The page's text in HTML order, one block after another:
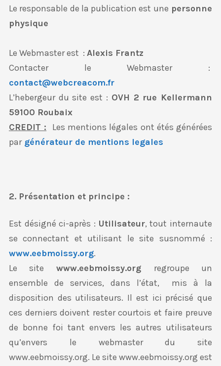
Le responsable de la publication est une personne
physique
Le Webmaster est : Alexis Frantz
Contacter le Webmaster :
contact@webcreacom.fr
L’hebergeur du site est : OVH 2 rue Kellermann
59100 Roubaix
CREDIT :
Les mentions légales ont étés générées
par générateur de mentions legales
2. Présentation et principe :
Est désigné ci-après : Utilisateur, tout internaute
se connectant et utilisant le site susnommé :
www.eebmoissy.org.
Le site www.eebmoissy.org
regroupe un
ensemble de services, dans l’état, mis à la
disposition des utilisateurs. Il est ici précisé que
ces derniers doivent rester courtois et faire preuve
de bonne foi tant envers les autres utilisateurs
qu’envers le webmaster du site
www.eebmoissy.org. Le site www.eebmoissy.org est